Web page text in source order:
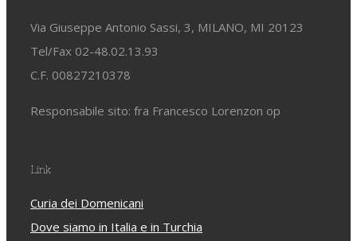
Via Giuseppe Antonio Sassi, 3, MILANO, MI 20123
Tel/Fax 02-48.02.13.93
C.F. 00827210378
Responsabile sito: fra Francesco Lorenzon op
Link
Curia dei Domenicani
Dove siamo in Italia e in Turchia